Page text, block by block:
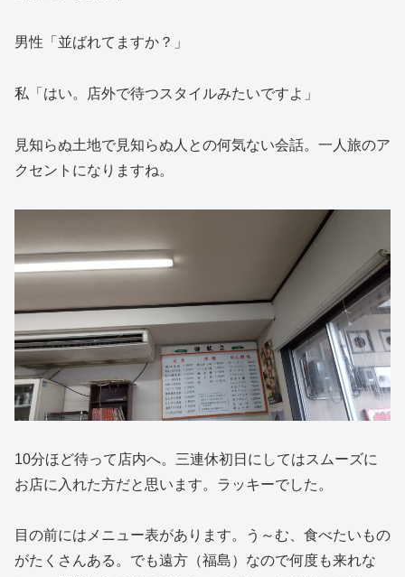
男性「並ばれてますか？」
私「はい。店外で待つスタイルみたいですよ」
見知らぬ土地で見知らぬ人との何気ない会話。一人旅のア
クセントになりますね。
10分ほど待って店内へ。三連休初日にしてはスムーズに
お店に入れた方だと思います。ラッキーでした。
目の前にはメニュー表があります。う～む、食べたいもの
がたくさんある。でも遠方（福島）なので何度も来れな